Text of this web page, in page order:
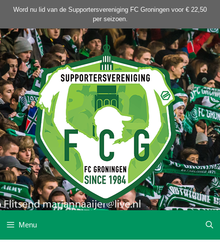
de
inhoud
Word nu lid van de Supportersvereniging FC Groningen voor € 22,50
per seizoen.
Menu